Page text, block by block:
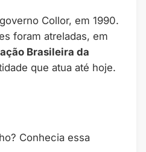
Collor, em 1990.
foram atreladas, em
Brasileira da
que atua até hoje.
Conhecia essa